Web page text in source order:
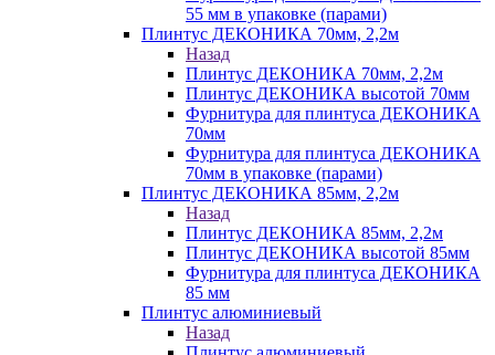
55 мм в упаковке (парами)
Плинтус ДЕКОНИКА 70мм, 2,2м
Назад
Плинтус ДЕКОНИКА 70мм, 2,2м
Плинтус ДЕКОНИКА высотой 70мм
Фурнитура для плинтуса ДЕКОНИКА
70мм
Фурнитура для плинтуса ДЕКОНИКА
70мм в упаковке (парами)
Плинтус ДЕКОНИКА 85мм, 2,2м
Назад
Плинтус ДЕКОНИКА 85мм, 2,2м
Плинтус ДЕКОНИКА высотой 85мм
Фурнитура для плинтуса ДЕКОНИКА
85 мм
Плинтус алюминиевый
Назад